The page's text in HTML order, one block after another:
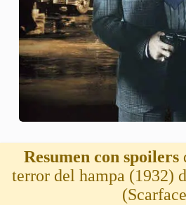
Resumen con spoilers
terror del hampa (1932)